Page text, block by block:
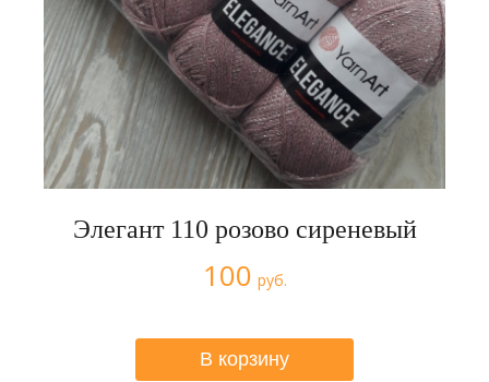
Элегант 110 розово сиреневый
100 руб.